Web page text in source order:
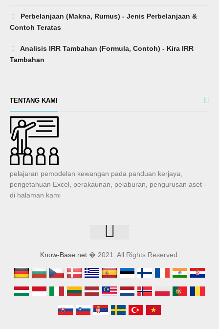
Perbelanjaan (Makna, Rumus) - Jenis Perbelanjaan &
Contoh Teratas
Analisis IRR Tambahan (Formula, Contoh) - Kira IRR
Tambahan
TENTANG KAMI
pelajaran pemodelan kewangan pada panduan kerjaya,
pengetahuan Excel, perakaunan, pelaburan, pengurusan aset -
di halaman kami
Know-Base.net� 2021. All Rights Reserved.